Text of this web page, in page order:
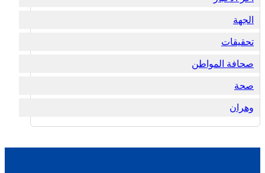
الجهة
تحقيقات
صحافة المواطن
صحة
وهران